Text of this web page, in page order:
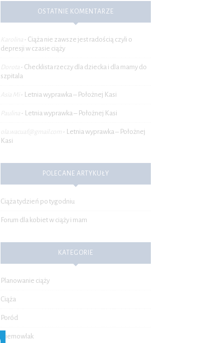
OSTATNIE KOMENTARZE
Karolina - Ciąża nie zawsze jest radością czyli o
depresji w czasie ciąży
Dorota - Checklista rzeczy dla dziecka i dla mamy do
szpitala
Asia Mi - Letnia wyprawka – Położnej Kasi
Paulina - Letnia wyprawka – Położnej Kasi
ola.wacuaf@gmail.com - Letnia wyprawka – Położnej
Kasi
POLECANE ARTYKUŁY
Ciąża tydzień po tygodniu
Forum dla kobiet w ciąży i mam
KATEGORIE
Planowanie ciąży
Ciąża
Poród
Niemowlak